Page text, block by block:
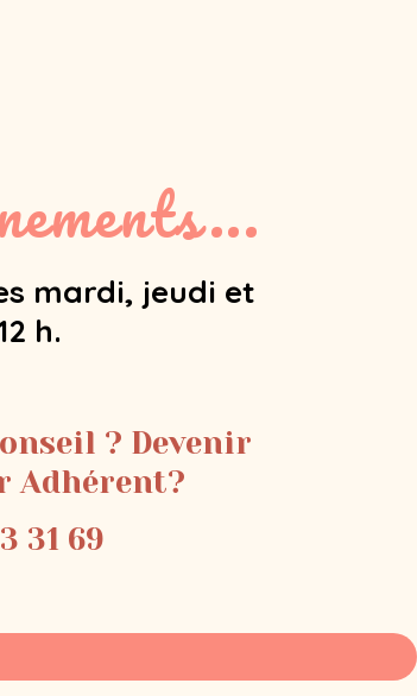
mardi, jeudi et
h.
? Devenir
Adhérent?
31 69